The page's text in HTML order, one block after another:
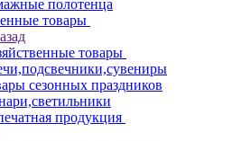
полотенца
товары
товары
сезонных праздников
продукция